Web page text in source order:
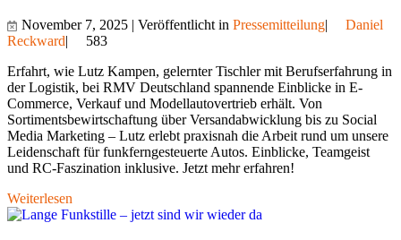
November 7, 2025 | Veröffentlicht in Pressemitteilung|
Daniel
Reckward|
583
Erfahrt, wie Lutz Kampen, gelernter Tischler mit Berufserfahrung in
der Logistik, bei RMV Deutschland spannende Einblicke in E-
Commerce, Verkauf und Modellautovertrieb erhält. Von
Sortimentsbewirtschaftung über Versandabwicklung bis zu Social
Media Marketing – Lutz erlebt praxisnah die Arbeit rund um unsere
Leidenschaft für funkferngesteuerte Autos. Einblicke, Teamgeist
und RC-Faszination inklusive. Jetzt mehr erfahren!
Weiterlesen